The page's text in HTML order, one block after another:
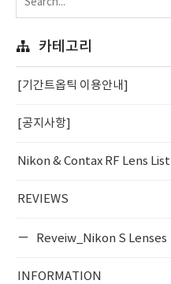
카테고리
[기간트옵틱 이용안내]
[공지사항]
Nikon & Contax RF Lens List
REVIEWS
Reveiw_Nikon S Lenses
INFORMATION